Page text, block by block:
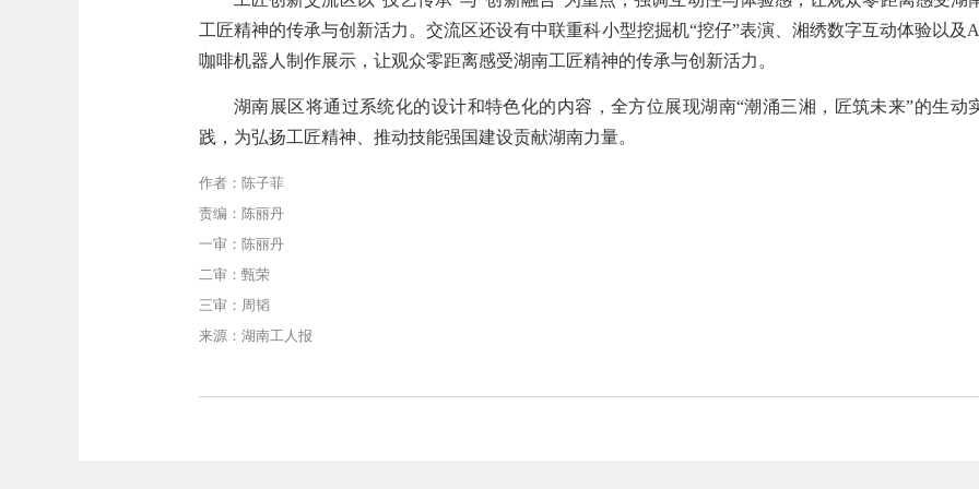
工匠精神的传承与创新活力。交流区还设有中联重科小型挖掘机“挖仔”表演、湘绣数字互动体验以及
咖啡机器人制作展示，让观众零距离感受湖南工匠精神的传承与创新活力。
湖南展区将通过系统化的设计和特色化的内容，全方位展现湖南“潮涌三湘，匠筑未来”的生动
践，为弘扬工匠精神、推动技能强国建设贡献湖南力量。
作者：陈子菲
责编：陈丽丹
一审：陈丽丹
二审：甄荣
三审：周韬
来源：湖南工人报